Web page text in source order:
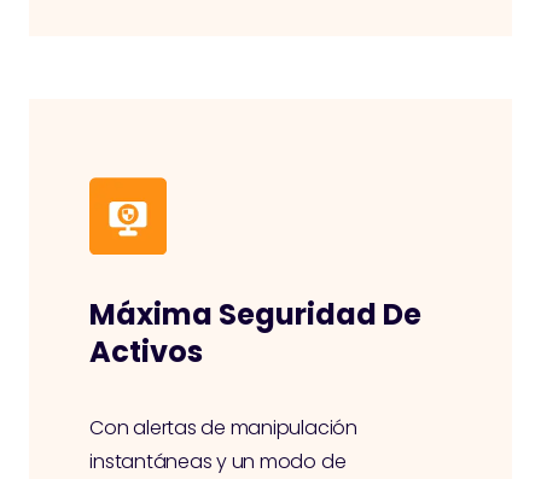
Máxima Seguridad De
Activos
Con alertas de manipulación
instantáneas y un modo de